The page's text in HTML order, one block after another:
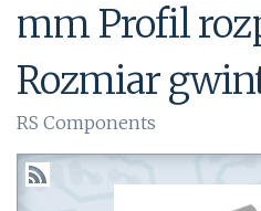
mm Profil
Rozmiar
RS Components